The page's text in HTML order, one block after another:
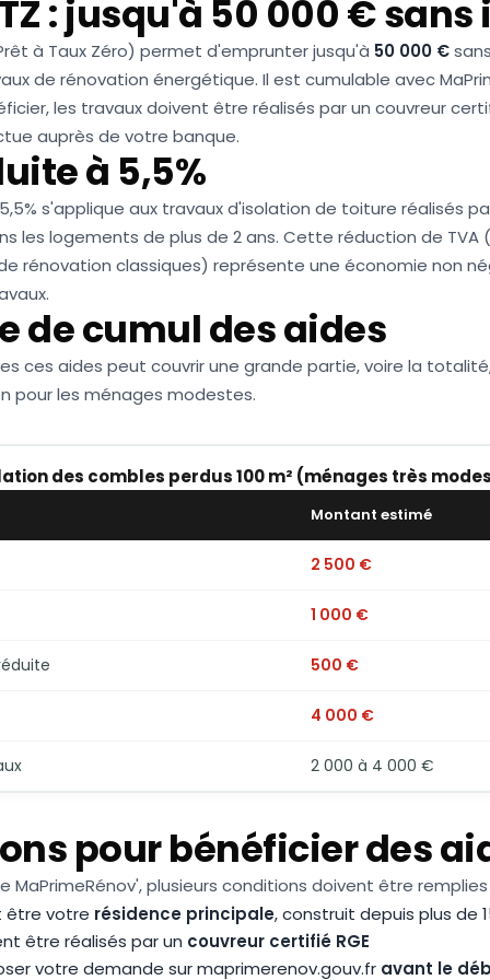
: jusqu'à 50 000 €
à Taux Zéro) permet d'emprunter jusqu'à 50 000 €
de rénovation énergétique. Il est cumulable avec
les travaux doivent être réalisés par un couvreur
auprès de votre banque.
à 5,5%
s'applique aux travaux d'isolation de toiture réalisés
les logements de plus de 2 ans. Cette réduction de TVA
rénovation classiques) représente une économie non
de cumul des aides
ces aides peut couvrir une grande partie, voire la
pour les ménages modestes.
des combles perdus 100 m² (ménages très
Montant estimé
2 500 €
1 000 €
500 €
4 000 €
2 000 à 4 000 €
pour bénéficier des
MaPrimeRénov', plusieurs conditions doivent être remplies
être votre résidence principale, construit depuis plus de
être réalisés par un couvreur certifié RGE
votre demande sur maprimerenov.gouv.fr avant le